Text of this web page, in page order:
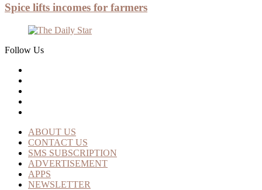
Spice lifts incomes for farmers
Follow Us
ABOUT US
CONTACT US
SMS SUBSCRIPTION
ADVERTISEMENT
APPS
NEWSLETTER